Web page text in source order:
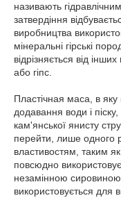
називають
затвердіння
виробництва
мінеральні гірські
відрізняється від
або гіпс.
Пластічная маса, в
додавання води і
кам'янської янисту
перейти, лише одного
властивостям, таким як
повсюдно
незамінною сировиною
використовується для